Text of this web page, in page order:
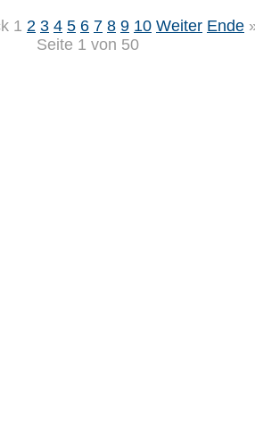
1 2 3 4 5 6 7 8 9 10 Weiter Ende
Seite 1 von 50